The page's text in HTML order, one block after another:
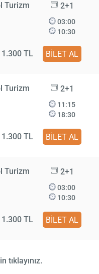
Turizm 2+1
03:00
10:30
1.300 TL BİLET AL
Turizm 2+1
11:15
18:30
1.300 TL BİLET AL
Turizm 2+1
03:00
10:30
1.300 TL BİLET AL
tıklayınız.